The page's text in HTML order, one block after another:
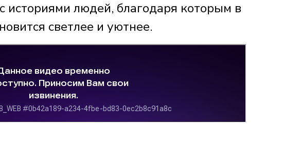
историями людей, благодаря которым в
светлее и уютнее.